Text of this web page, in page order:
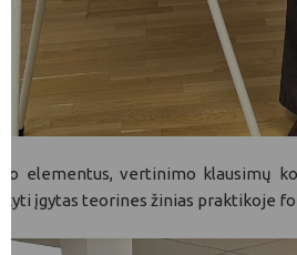
elementus, vertinimo klausimų
įgytas teorines žinias praktikoje